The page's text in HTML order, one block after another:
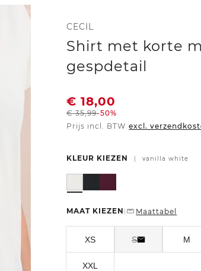
CECIL
Shirt met korte
gespdetail
€ 18,00
€35,99-50%
Prijs incl. BTW excl.
KLEUR KIEZEN | vanilla white
MAAT KIEZEN | Maattabel
XS S M
XXL